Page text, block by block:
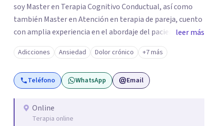
soy Master en Terapia Cognitivo Conductual, así como
también Master en Atención en terapia de pareja, cuento
con amplia experiencia en el abordaje del paciente con
trastorno afectivo bipolar y pacientes con trastornos de
personalidad y trastorno del estado de ánimo Me
especializo en casos de ansiedad, depresión, trastornos
del sueño, trastorno alimenticio corporal, así como
violencia de género. Me caracterizo por ser una psicóloga
cercana con mis pacientes, en mi abordaje encontrarás
leer más
Adicciones Ansiedad Dolor crónico +7 más
Teléfono WhatsApp Email
Online
Terapia online